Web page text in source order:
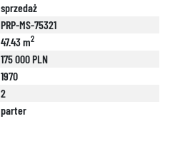
sprzedaż
PRP-MS-75321
47.43 m2
175 000 PLN
1970
2
parter